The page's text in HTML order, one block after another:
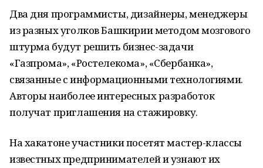
Два дня программисты, дизайнеры, менеджеры
из разных уголков Башкирии методом мозгового
штурма будут решить бизнес-задачи
«Газпрома», «Ростелекома», «Сбербанка»,
связанные с информационными технологиями.
Авторы наиболее интересных разработок
получат приглашения на стажировку.
На хакатоне участники посетят мастер-классы
известных предпринимателей и узнают их